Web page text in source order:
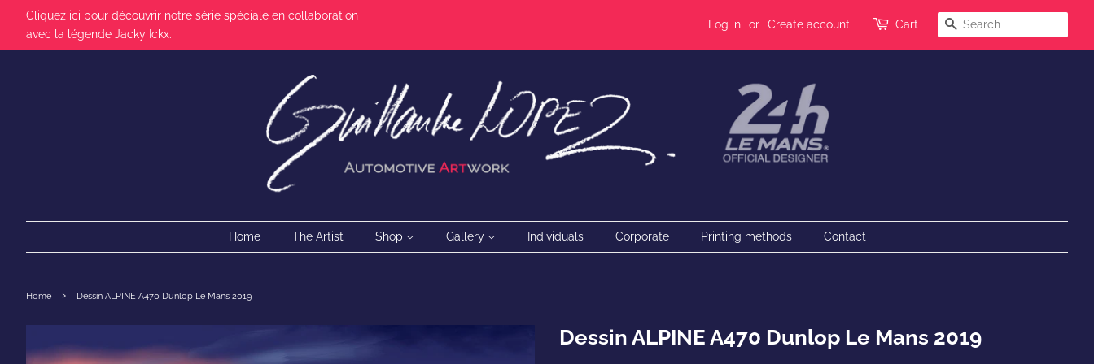
Cliquez ici pour découvrir notre série spéciale en collaboration
avec la légende Jacky Ickx.
Log in or Create account Cart Search
Home The Artist Shop Gallery Individuals Corporate Printing methods Contact
Home › Dessin ALPINE A470 Dunlop Le Mans 2019
Dessin ALPINE A470 Dunlop Le Mans 2019